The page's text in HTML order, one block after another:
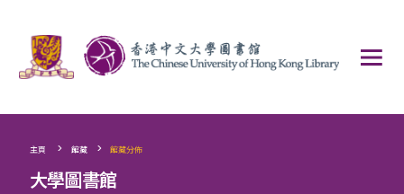
主頁 > 館藏 > 館藏分佈
大學圖書館